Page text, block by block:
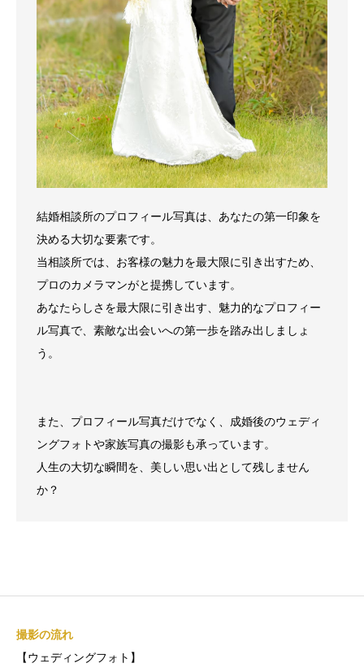
結婚相談所のプロフィール写真は、あなたの第一印象を
決める大切な要素です。
当相談所では、お客様の魅力を最大限に引き出すため、
プロのカメラマンがと提携しています。
あなたらしさを最大限に引き出す、魅力的なプロフィー
ル写真で、素敵な出会いへの第一歩を踏み出しましょ
う。
また、プロフィール写真だけでなく、成婚後のウェディ
ングフォトや家族写真の撮影も承っています。
人生の大切な瞬間を、美しい思い出として残しません
か？
撮影の流れ
【ウェディングフォト】